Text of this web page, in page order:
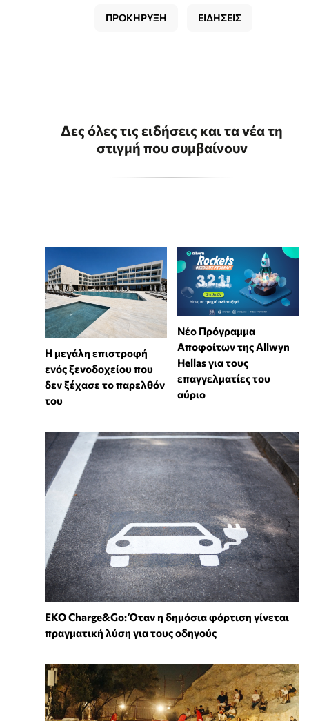
ΠΡΟΚΗΡΥΞΗ ΕΙΔΗΣΕΙΣ
Δες όλες τις ειδήσεις και τα νέα τη
στιγμή που συμβαίνουν
Η μεγάλη επιστροφή
ενός ξενοδοχείου που
δεν ξέχασε το παρελθόν
του
Νέο Πρόγραμμα
Αποφοίτων της Allwyn
Hellas για τους
επαγγελματίες του
αύριο
EKO Charge&Go: Όταν η δημόσια φόρτιση γίνεται
πραγματική λύση για τους οδηγούς